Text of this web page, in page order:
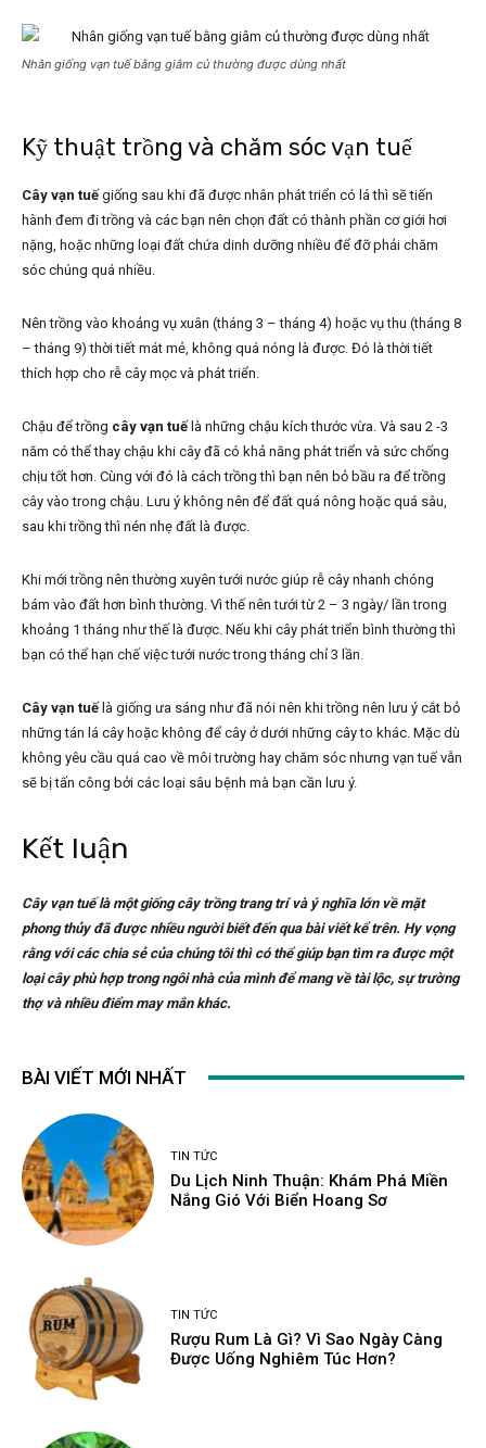
Nhân giống vạn tuế bằng giâm củ thường được dùng nhất
Kỹ thuật trồng và chăm sóc vạn tuế
Cây vạn tuếgiống sau khi đã được nhân phát triển có lá thì sẽ tiến
hành đem đi trồng và các bạn nên chọn đất có thành phần cơ giới hơi
nặng, hoặc những loại đất chứa dinh dưỡng nhiều để đỡ phải chăm
sóc chúng quá nhiều.
Nên trồng vào khoảng vụ xuân (tháng 3 – tháng 4) hoặc vụ thu (tháng 8
– tháng 9) thời tiết mát mẻ, không quá nóng là được. Đó là thời tiết
thích hợp cho rễ cây mọc và phát triển.
Chậu để trồng cây vạn tuế là những chậu kích thước vừa. Và sau 2 -3
năm có thể thay chậu khi cây đã có khả năng phát triển và sức chống
chịu tốt hơn. Cùng với đó là cách trồng thì bạn nên bỏ bầu ra để trồng
cây vào trong chậu. Lưu ý không nên để đất quá nông hoặc quá sâu,
sau khi trồng thì nén nhẹ đất là được.
Khi mới trồng nên thường xuyên tưới nước giúp rễ cây nhanh chóng
bám vào đất hơn bình thường. Vì thế nên tưới từ 2 – 3 ngày/ lần trong
khoảng 1 tháng như thế là được. Nếu khi cây phát triển bình thường thì
bạn có thể hạn chế việc tưới nước trong tháng chỉ 3 lần.
Cây vạn tuế là giống ưa sáng như đã nói nên khi trồng nên lưu ý cắt bỏ
những tán lá cây hoặc không để cây ở dưới những cây to khác. Mặc dù
không yêu cầu quá cao về môi trường hay chăm sóc nhưng vạn tuế vẫn
sẽ bị tấn công bởi các loại sâu bệnh mà bạn cần lưu ý.
Kết luận
Cây vạn tuế là một giống cây trồng trang trí và ý nghĩa lớn về mặt
phong thủy đã được nhiều người biết đến qua bài viết kể trên. Hy vọng
rằng với các chia sẻ của chúng tôi thì có thể giúp bạn tìm ra được một
loại cây phù hợp trong ngôi nhà của mình để mang về tài lộc, sự trường
thợ và nhiều điểm may mắn khác.
BÀI VIẾT MỚI NHẤT
TIN TỨC
Du Lịch Ninh Thuận: Khám Phá Miền
Nắng Gió Với Biển Hoang Sơ
TIN TỨC
Rượu Rum Là Gì? Vì Sao Ngày Càng
Được Uống Nghiêm Túc Hơn?